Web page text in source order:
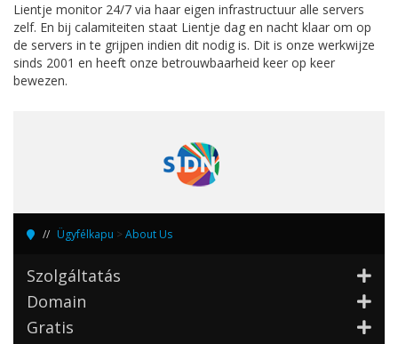
Lientje monitor 24/7 via haar eigen infrastructuur alle servers
zelf. En bij calamiteiten staat Lientje dag en nacht klaar om op
de servers in te grijpen indien dit nodig is. Dit is onze werkwijze
sinds 2001 en heeft onze betrouwbaarheid keer op keer
bewezen.
Ügyfélkapu > About Us
Szolgáltatás
Domain
Gratis